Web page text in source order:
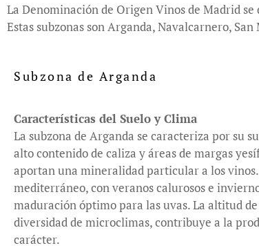
La Denominación de Origen Vinos de Madrid
Estas subzonas son Arganda, Navalcarnero,
Subzona de Arganda
Características del Suelo y Clima
La subzona de Arganda se caracteriza por su
alto contenido de caliza y áreas de margas
aportan una mineralidad particular a los
mediterráneo, con veranos calurosos e
maduración óptimo para las uvas. La altitud
diversidad de microclimas, contribuye a la
carácter.